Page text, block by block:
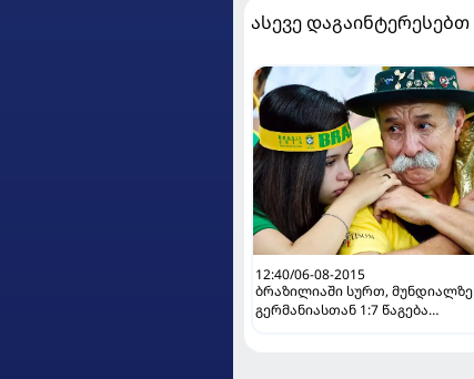
ასევე დაგაინტერესებთ
12:40/06-08-2015
ბრაზილიაში სურთ, მუნდიალზე
გერმანიასთან 1:7 წაგება